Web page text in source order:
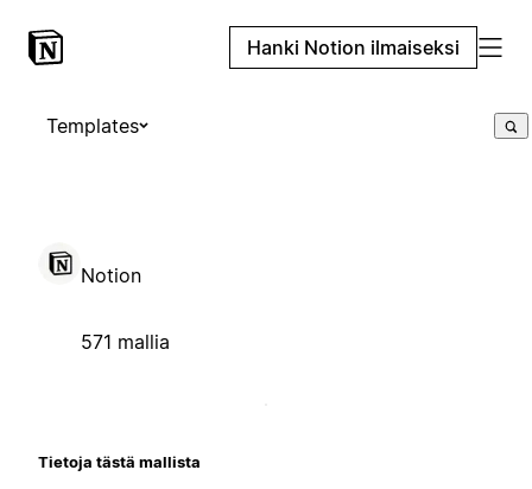
Hanki Notion ilmaiseksi
Templates
Notion
571 mallia
Tietoja tästä mallista